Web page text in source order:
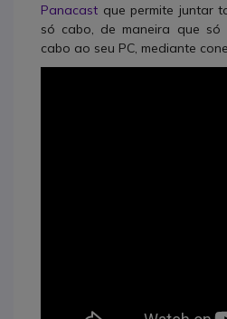
Panacast que permite juntar
só cabo, de maneira que só
cabo ao seu PC, mediante